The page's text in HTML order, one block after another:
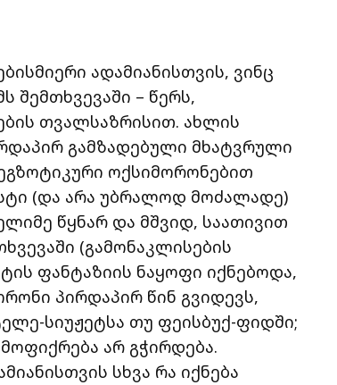
ადამიანისთვის, ვინც
შემთხვევაში – წერს,
თვალსაზრისით. ახლის
გამზადებული მხატვრული
ოქსიმორონებით
(და არა უბრალოდ მოძალადე)
წყნარ და მშვიდ, საათივით
(გამონაკლისების
ფანტაზიის ნაყოფი იქნებოდა,
პირდაპირ წინ გვიდევს,
სიუჟეტსა თუ ფეისბუქ-ფიდში;
არ გჭირდება.
სხვა რა იქნება